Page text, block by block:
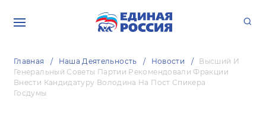
Главная Наша Деятельность Новости
Высший И
Генеральный Советы Партии Рекомендовали Фракции
Внести Кандидатуру Володина На Пост Спикера
Госдумы